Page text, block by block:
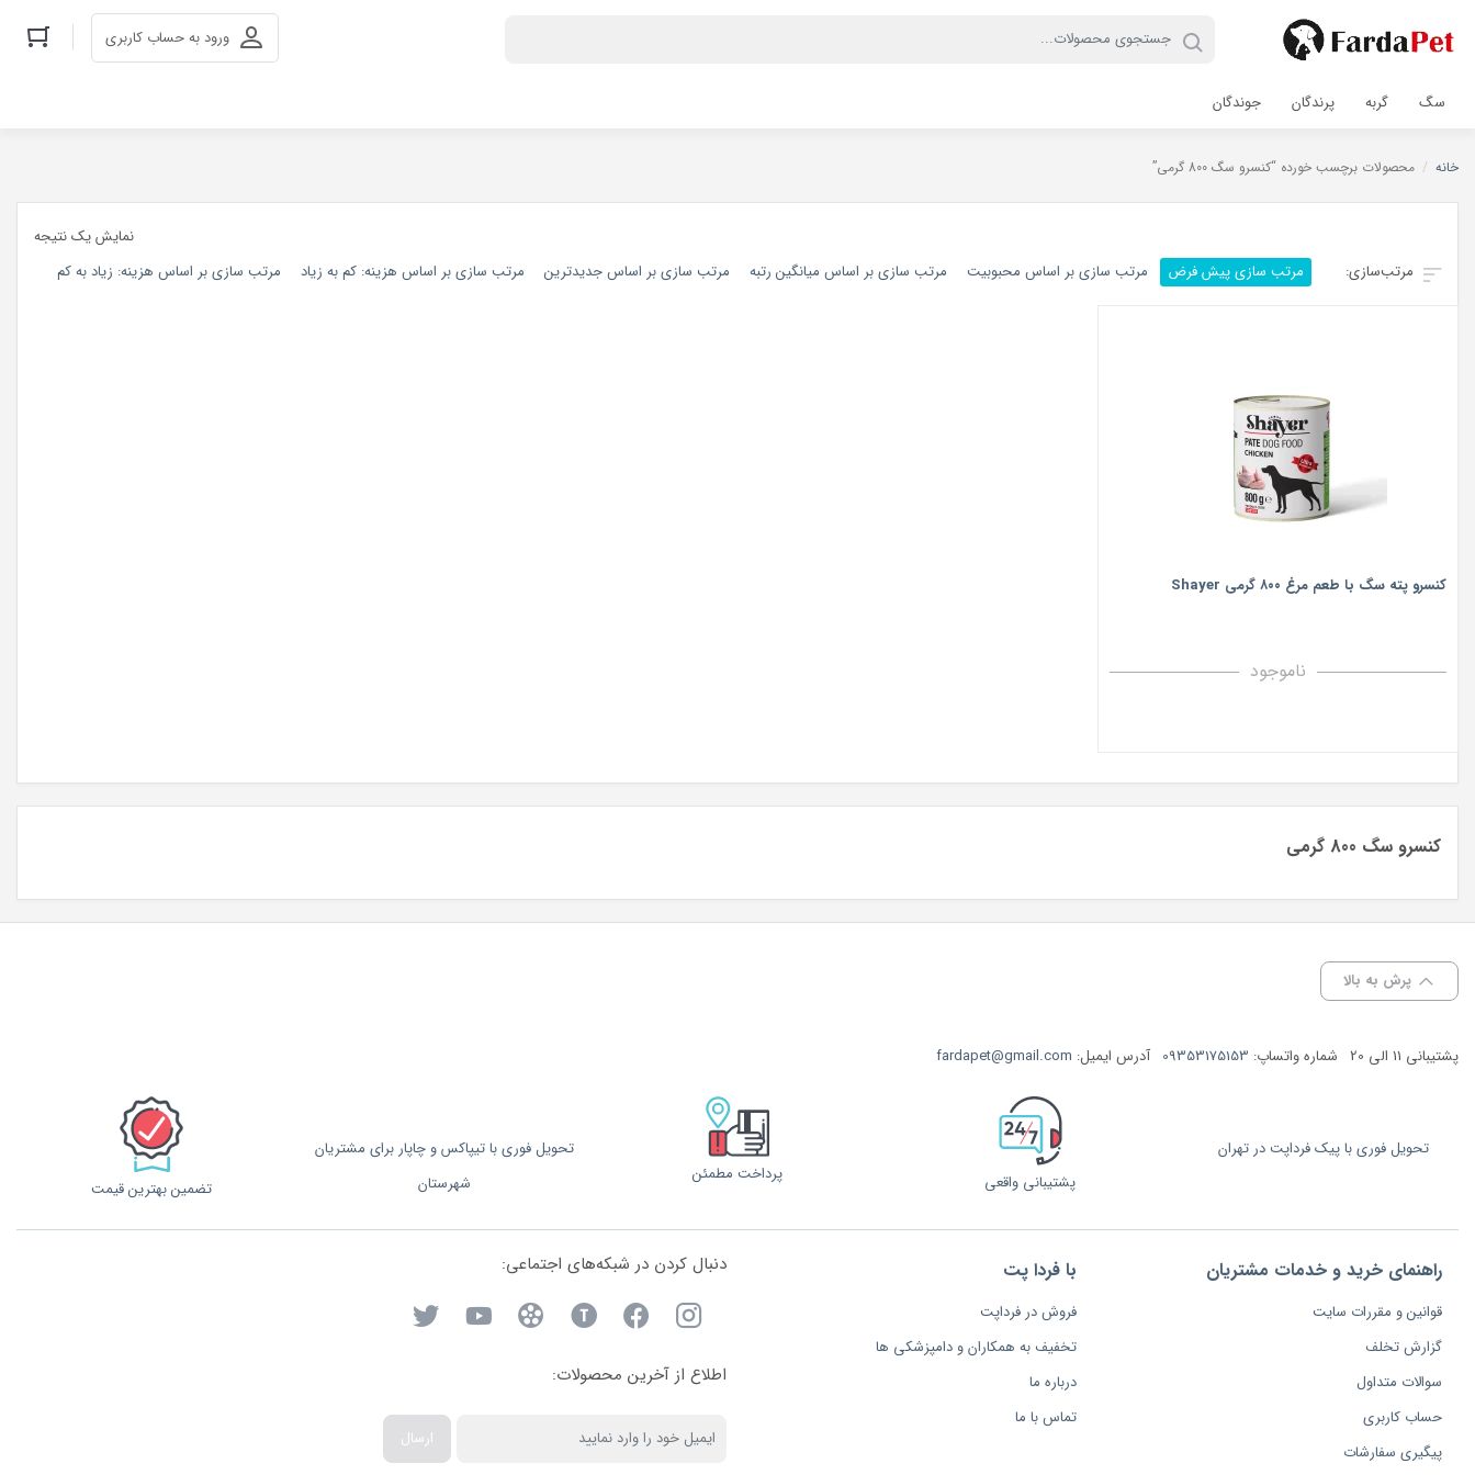
ورود به حساب کاربری
سگ گربه پرندگان جوندگان
خانه / محصولات برچسب خورده “کنسرو سگ 800 گرمی”
نمایش یک نتیجه
مرتب سازی پیش فرض
مرتب سازی بر اساس محبوبیت مرتب سازی بر اساس میانگین رتبه مرتب سازی بر اساس جدیدترین مرتب سازی بر اساس هزینه: کم به زیاد مرتب سازی بر اساس هزینه: زیاد به کم
کنسرو پته سگ با طعم مرغ ۸۰۰ گرمی Shayer
ناموجود
کنسرو سگ 800 گرمی
پرش به بالا
پشتیبانی 11 الی 20 شماره واتساپ: 09353175153 آدرس ایمیل: fardapet@gmail.com
تحویل فوری با پیک فرداپت در تهران
پشتیبانی واقعی
پرداخت مطمئن
تحویل فوری با تیپاکس و چاپار برای مشتریان
شهرستان
تضمین بهترین قیمت
راهنمای خرید و خدمات مشتریان
قوانین و مقررات سایت
گزارش تخلف
سوالات متداول
حساب کاربری
پیگیری سفارشات
با فردا پت
فروش در فرداپت
تخفیف به همکاران و دامپزشکی ها
درباره ما
تماس با ما
دنبال کردن در شبکه‌های اجتماعی:
اطلاع از آخرین محصولات:
ارسال